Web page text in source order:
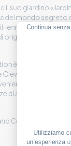
il suo giardino «Jardin
del mondo segreto
Clews si
al luogo, un
è una fondazione
in memoria del
da tutto il
di artisti del Château
Convention Bureau